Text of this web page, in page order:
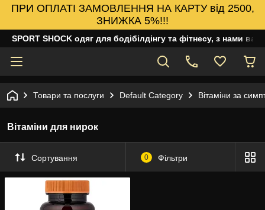
ПРИ ОПЛАТІ ЗАМОВЛЕННЯ НА КАРТУ від 2500,
ЗНИЖКА 5%!!!
SPORT SHOCK одяг для бодібілдінгу та фітнесу, з нами
Товари та послуги Default Category Вітаміни за
Вітаміни для нирок
Сортування 0 Фільтри